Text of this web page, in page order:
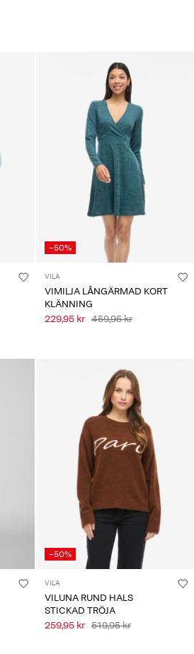
-50%
VILA
VIMILJA LÅNGÄRMAD KORT
KLÄNNING
229,95 kr 459,95 kr
-50%
VILA
VILUNA RUND HALS
STICKAD TRÖJA
259,95 kr 519,95 kr